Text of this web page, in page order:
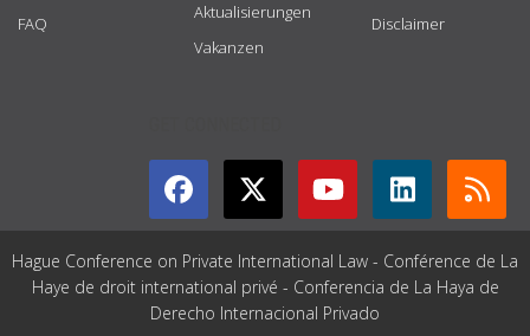
FAQ
Aktualisierungen
Vakanzen
Disclaimer
Hague Conference on Private International Law - Conférence de La
Haye de droit international privé - Conferencia de La Haya de
Derecho Internacional Privado